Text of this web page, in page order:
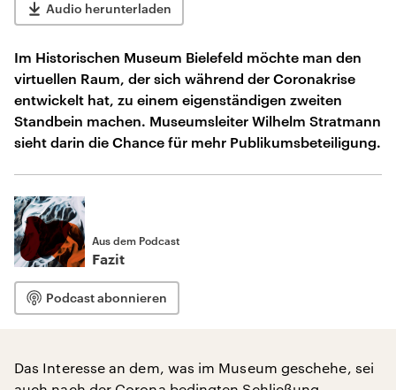
Audio herunterladen
Im Historischen Museum Bielefeld möchte man den
virtuellen Raum, der sich während der Coronakrise
entwickelt hat, zu einem eigenständigen zweiten
Standbein machen. Museumsleiter Wilhelm Stratmann
sieht darin die Chance für mehr Publikumsbeteiligung.
Aus dem Podcast
Fazit
Podcast abonnieren
Das Interesse an dem, was im Museum geschehe, sei